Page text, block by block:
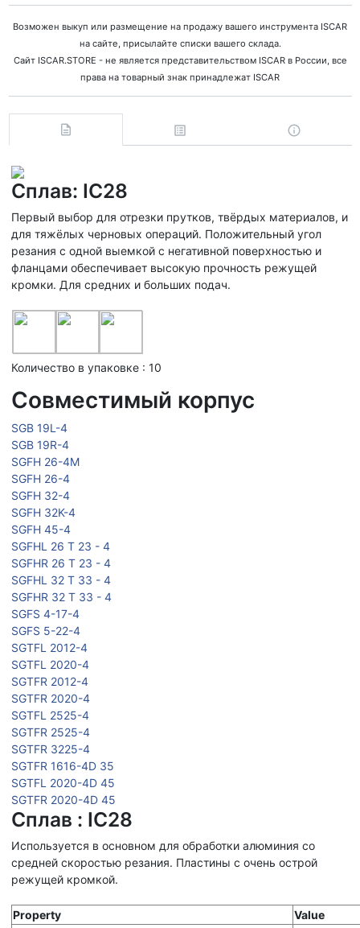
Возможен выкуп или размещение на продажу вашего инструмента ISCAR
на сайте, присылайте списки вашего склада.
Сайт ISCAR.STORE - не является представительством ISCAR в России, все
права на товарный знак принадлежат ISCAR
Сплав: IC28
Первый выбор для отрезки прутков, твёрдых материалов, и
для тяжёлых черновых операций. Положительный угол
резания с одной выемкой с негативной поверхностью и
фланцами обеспечивает высокую прочность режущей
кромки. Для средних и больших подач.
Количество в упаковке : 10
Совместимый корпус
SGB 19L-4
SGB 19R-4
SGFH 26-4M
SGFH 26-4
SGFH 32-4
SGFH 32K-4
SGFH 45-4
SGFHL 26 T 23 - 4
SGFHR 26 T 23 - 4
SGFHL 32 T 33 - 4
SGFHR 32 T 33 - 4
SGFS 4-17-4
SGFS 5-22-4
SGTFL 2012-4
SGTFL 2020-4
SGTFR 2012-4
SGTFR 2020-4
SGTFL 2525-4
SGTFR 2525-4
SGTFR 3225-4
SGTFR 1616-4D 35
SGTFL 2020-4D 45
SGTFR 2020-4D 45
Сплав : IC28
Используется в основном для обработки алюминия со
средней скоростью резания. Пластины с очень острой
режущей кромкой.
Property
Value